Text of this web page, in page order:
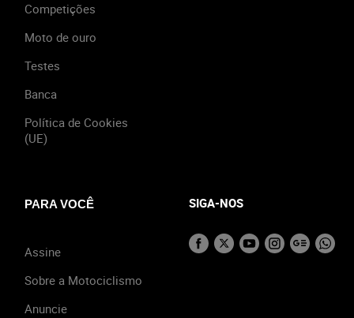
Competições
Moto de ouro
Testes
Banca
Política de Cookies
(UE)
PARA VOCÊ
Assine
Sobre a Motociclismo
Anuncie
SIGA-NOS